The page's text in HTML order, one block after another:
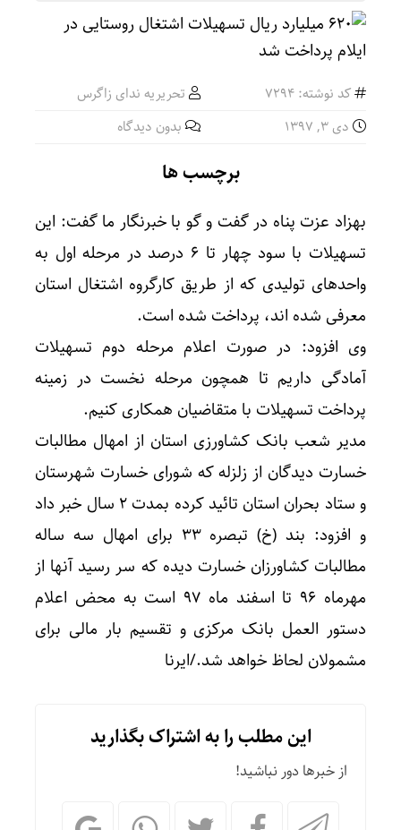
کد نوشته: 7294
تحریریه ندای زاگرس
دی ۳, ۱۳۹۷
بدون دیدگاه
برچسب ها
بهزاد عزت پناه در گفت و گو با خبرنگار ما گفت: این
تسهیلات با سود چهار تا ۶ درصد در مرحله اول به
واحدهای تولیدی که از طریق کارگروه اشتغال استان
معرفی شده اند، پرداخت شده است.
وی افزود: در صورت اعلام مرحله دوم تسهیلات
آمادگی داریم تا همچون مرحله نخست در زمینه
پرداخت تسهیلات با متقاضیان همکاری کنیم.
مدیر شعب بانک کشاورزی استان از امهال مطالبات
خسارت دیدگان از زلزله که شورای خسارت شهرستان
و ستاد بحران استان تائید کرده بمدت ۲ سال خبر داد
و افزود: بند (خ) تبصره ۳۳ برای امهال سه ساله
مطالبات کشاورزان خسارت دیده که سر رسید آنها از
مهرماه ۹۶ تا اسفند ماه ۹۷ است به محض اعلام
دستور العمل بانک مرکزی و تقسیم بار مالی برای
مشمولان لحاظ خواهد شد./ایرنا
این مطلب را به اشتراک بگذارید
از خبرها دور نباشید!